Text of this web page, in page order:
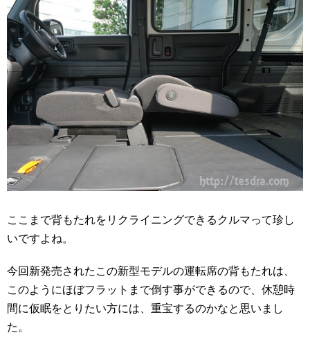
ここまで背もたれをリクライニングできるクルマって珍し
いですよね。
今回新発売されたこの新型モデルの運転席の背もたれは、
このようにほぼフラットまで倒す事ができるので、休憩時
間に仮眠をとりたい方には、重宝するのかなと思いまし
た。